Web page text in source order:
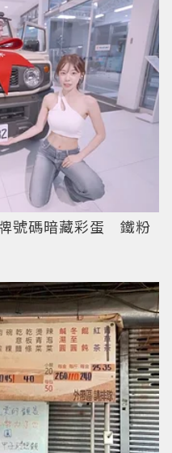
號碼暗藏彩蛋 鐵粉